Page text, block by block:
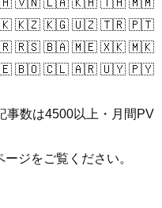
🇻🇳 🇱🇦 🇰🇭 🇹🇭 🇲🇲
🇰🇿 🇰🇬 🇺🇿 🇹🇷 🇵🇹
🇷🇸 🇧🇦 🇲🇪 🇽🇰 🇲🇰
🇧🇴 🇨🇱 🇦🇷 🇺🇾 🇵🇾
事数は4500以上・月間PV
ジをご覧ください。